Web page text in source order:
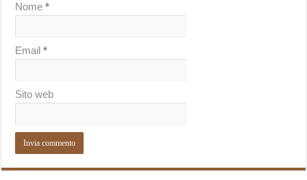
Nome*
Email*
Sito web